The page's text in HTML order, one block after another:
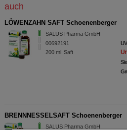
auch
LÖWENZAHN SAFT Schoenenberger
SALUS Pharma GmbH
00692191
200 ml Saft
BRENNNESSELSAFT Schoenenberger
SALUS Pharma GmbH